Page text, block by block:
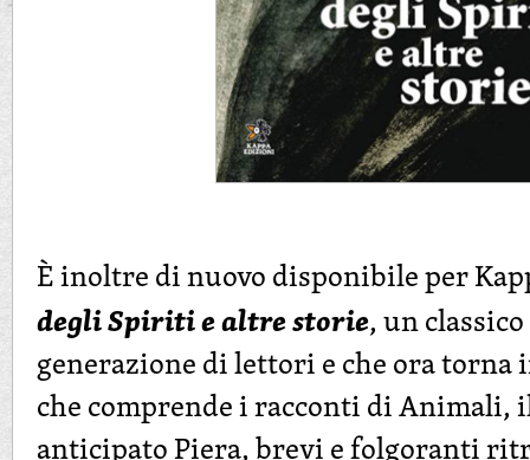
È inoltre di nuovo disponibile per
degli Spiriti e altre storie, un
generazione di lettori e che ora torna
che comprende i racconti di Animali,
anticipato Piera, brevi e folgoranti